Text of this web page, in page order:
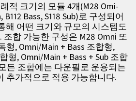
적 크기의 모듈 4개(M28 Omi-
B112 Bass, S118 Sub)로 구성되어
해 어떤 크기와 규모의 시스템도
합 가능한 구성은 M28 Omni 또
형, Omni/Main + Bass 조합형,
형, Omni/Main + Bass + Sub 조합
든 조합에는 다운필로 운용되는
추가적으로 적용 가능합니다.